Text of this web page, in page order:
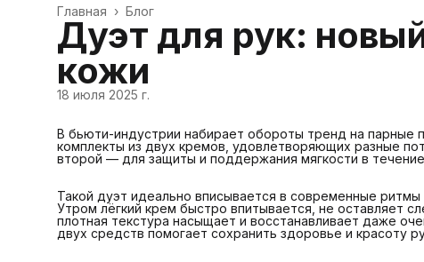
Блог
Главная ›
Дуэт для рук:
кожи
18 июля 2025 г.
В бьюти-индустрии набирает обороты тренд на парные
комплекты из двух кремов, удовлетворяющих разные
второй — для защиты и поддержания мягкости в
Такой дуэт идеально вписывается в современные
Утром лёгкий крем быстро впитывается, не оставляет
плотная текстура насыщает и восстанавливает даже
двух средств помогает сохранить здоровье и красоту